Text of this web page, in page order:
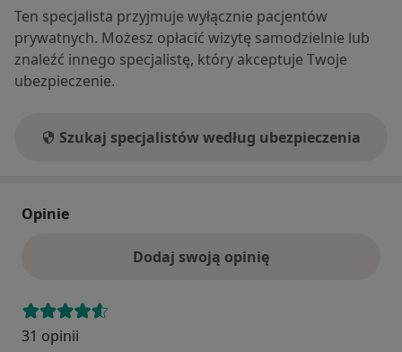
Ten specjalista przyjmuje wyłącznie pacjentów
prywatnych. Możesz opłacić wizytę samodzielnie lub
znaleźć innego specjalistę, który akceptuje Twoje
ubezpieczenie.
Szukaj specjalistów według ubezpieczenia
Opinie
Dodaj swoją opinię
31 opinii